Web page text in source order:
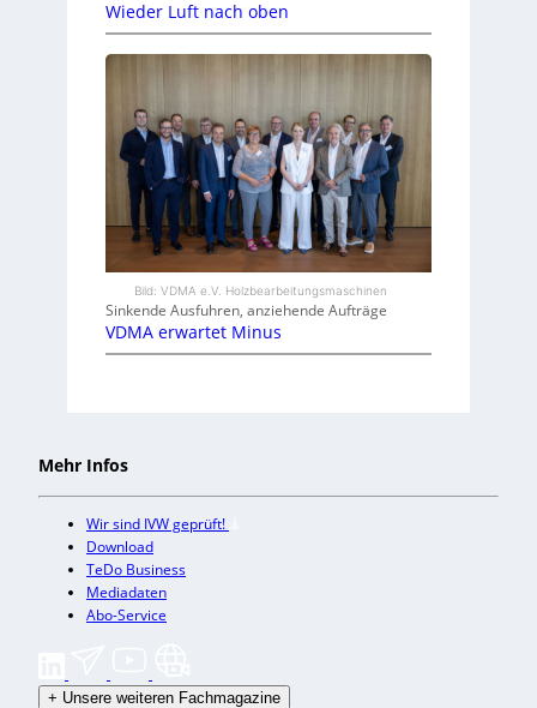
Wieder Luft nach oben
Bild: VDMA e.V. Holzbearbeitungsmaschinen
Sinkende Ausfuhren, anziehende Aufträge
VDMA erwartet Minus
Mehr Infos
Wir sind IVW geprüft!
Download
TeDo Business
Mediadaten
Abo-Service
+ Unsere weiteren Fachmagazine